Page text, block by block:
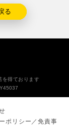
る
を得ております
ポリシー／免責事